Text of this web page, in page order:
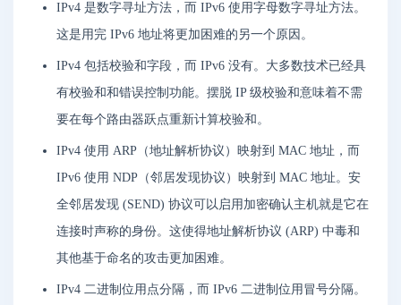
IPv4 是数字寻址方法，而 IPv6 使用字母数字寻址方法。
这是用完 IPv6 地址将更加困难的另一个原因。
IPv4 包括校验和字段，而 IPv6 没有。大多数技术已经具
有校验和和错误控制功能。摆脱 IP 级校验和意味着不需
要在每个路由器跃点重新计算校验和。
IPv4 使用 ARP（地址解析协议）映射到 MAC 地址，而
IPv6 使用 NDP（邻居发现协议）映射到 MAC 地址。安
全邻居发现 (SEND) 协议可以启用加密确认主机就是它在
连接时声称的身份。这使得地址解析协议 (ARP) 中毒和
其他基于命名的攻击更加困难。
IPv4 二进制位用点分隔，而 IPv6 二进制位用冒号分隔。